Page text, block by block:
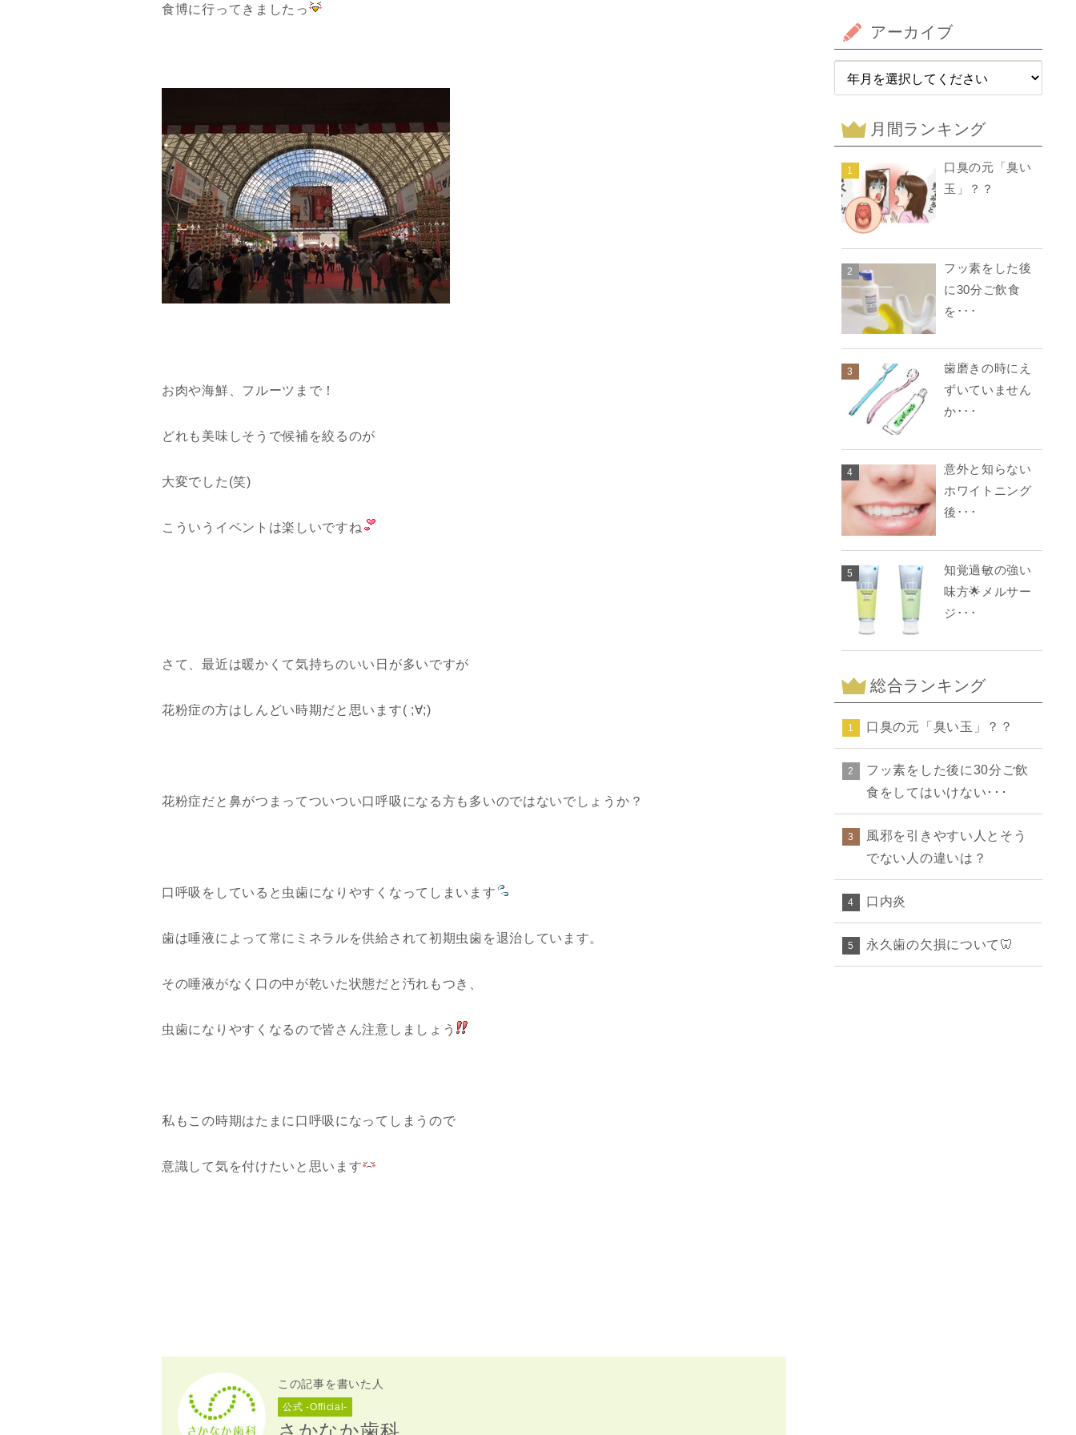
食博に行ってきましたっ
お肉や海鮮、フルーツまで！
どれも美味しそうで候補を絞るのが
大変でした(笑)
こういうイベントは楽しいですね
さて、最近は暖かくて気持ちのいい日が多いですが
花粉症の方はしんどい時期だと思います( ;∀;)
花粉症だと鼻がつまってついつい口呼吸になる方も多いのではないでしょうか？
口呼吸をしていると虫歯になりやすくなってしまいます
歯は唾液によって常にミネラルを供給されて初期虫歯を退治しています。
その唾液がなく口の中が乾いた状態だと汚れもつき、
虫歯になりやすくなるので皆さん注意しましょう
私もこの時期はたまに口呼吸になってしまうので
意識して気を付けたいと思います
この記事を書いた人
公式 -Official-
さかなか歯科
アーカイブ
月間ランキング
1
口臭の元「臭い
玉」？？
2
フッ素をした後
に30分ご飲食
を･･･
3
歯磨きの時にえ
ずいていません
か･･･
4
意外と知らない
ホワイトニング
後･･･
5
知覚過敏の強い
味方🌟メルサー
ジ･･･
総合ランキング
1 口臭の元「臭い玉」？？
2
フッ素をした後に30分ご飲
食をしてはいけない･･･
3
風邪を引きやすい人とそう
でない人の違いは？
4 口内炎
5 永久歯の欠損について🦷